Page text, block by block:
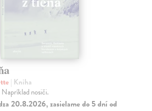
| Kniha
nosiči.
20.8.2026, zasielame do 5 dní od